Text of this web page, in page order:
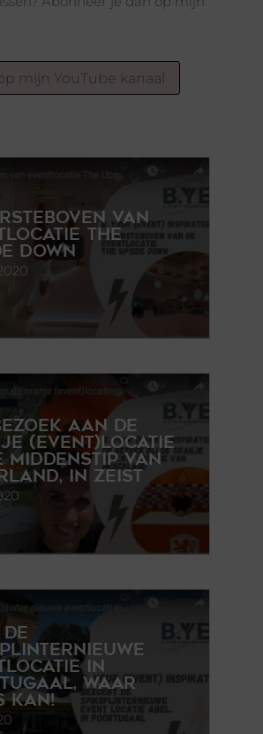
mijn YouTube kanaal
van
The
Down
aan de
(event)locatie
middenstip van
in Zeist
in
waar
kan!